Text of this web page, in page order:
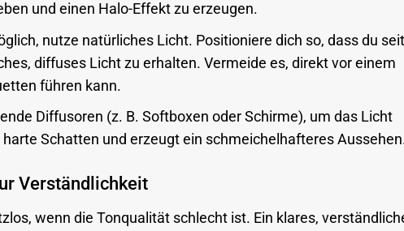
und einen Halo-Effekt zu erzeugen.
nutze natürliches Licht. Positioniere dich so, dass du
diffuses Licht zu erhalten. Vermeide es, direkt vor einem
führen kann.
Diffusoren (z. B. Softboxen oder Schirme), um das Licht
Schatten und erzeugt ein schmeichelhafteres
Verständlichkeit
wenn die Tonqualität schlecht ist. Ein klares,